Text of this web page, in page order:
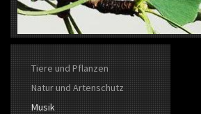
Tiere und Pflanzen
Natur und Artenschutz
Musik